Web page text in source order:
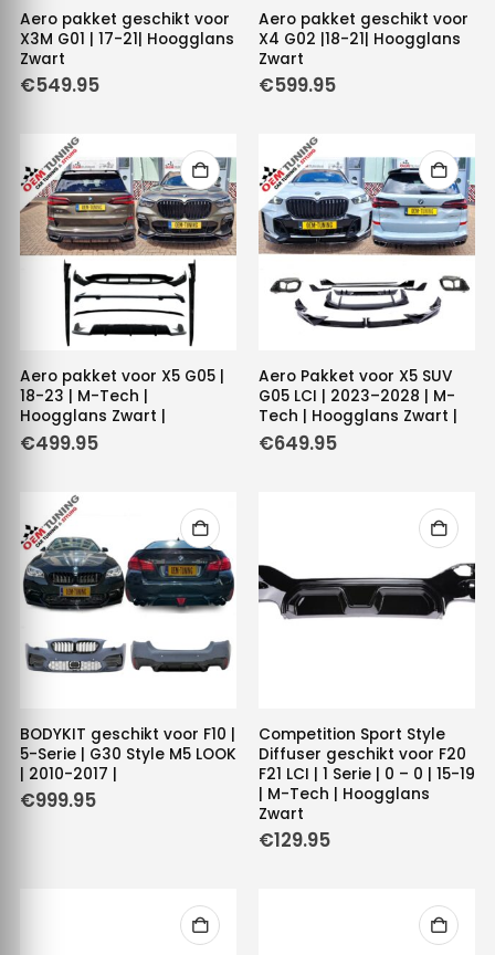
Aero pakket geschikt voor
X3M G01 | 17-21| Hoogglans
Zwart
€549.95
Aero pakket geschikt voor
X4 G02 |18-21| Hoogglans
Zwart
€599.95
Aero pakket voor X5 G05 |
18-23 | M-Tech |
Hoogglans Zwart |
€499.95
Aero Pakket voor X5 SUV
G05 LCI | 2023–2028 | M-
Tech | Hoogglans Zwart |
€649.95
BODYKIT geschikt voor F10 |
5-Serie | G30 Style M5 LOOK
| 2010-2017 |
€999.95
Competition Sport Style
Diffuser geschikt voor F20
F21 LCI | 1 Serie | 0 – 0 | 15-19
| M-Tech | Hoogglans
Zwart
€129.95